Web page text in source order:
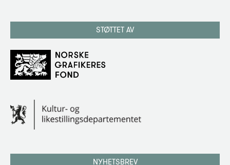
STØTTET AV
NYHETSBREV